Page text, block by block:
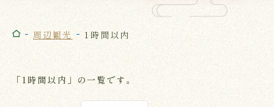
周辺観光 1時間以内
「1時間以内」の一覧です。